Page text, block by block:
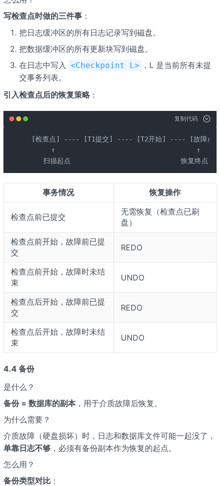
写检查点时做的三件事：
把日志缓冲区的所有日志记录写到磁盘。
把数据缓冲区的所有更新块写到磁盘。
在日志中写入 <Checkpoint L>
，L 是当前所有未提
交事务列表。
引入检查点后的恢复策略：
复制代码
[检查点] ---- [T1提交] ---- [T2开始] ---- [故障点]
↑                                    ↑
扫描起点                            恢复终点
事务情况 恢复操作
检查点前已提交
无需恢复（检查点已刷
盘）
检查点前开始，故障前已提
交
REDO
检查点前开始，故障时未结
束
UNDO
检查点后开始，故障前已提
交
REDO
检查点后开始，故障时未结
束
UNDO
4.4 备份
是什么？
备份 = 数据库的副本，用于介质故障后恢复。
为什么需要？
介质故障（硬盘损坏）时，日志和数据库文件可能一起没了，
单靠日志不够，必须有备份副本作为恢复的起点。
怎么用？
备份类型对比：